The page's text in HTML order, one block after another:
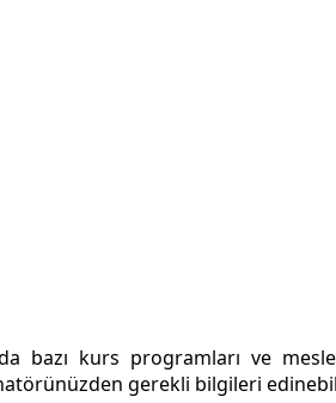
bazı kurs programları ve
gerekli bilgileri